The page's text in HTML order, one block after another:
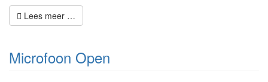
Lees meer …
Microfoon Open